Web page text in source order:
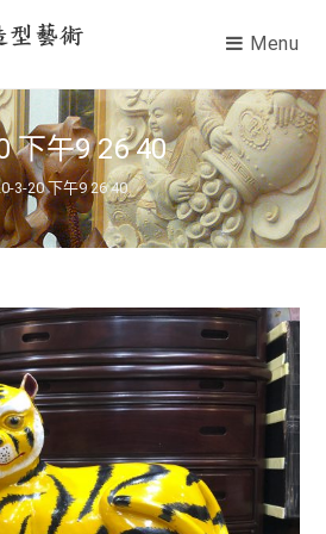
Menu
下午9 26 40
3-20 下午9 26 40